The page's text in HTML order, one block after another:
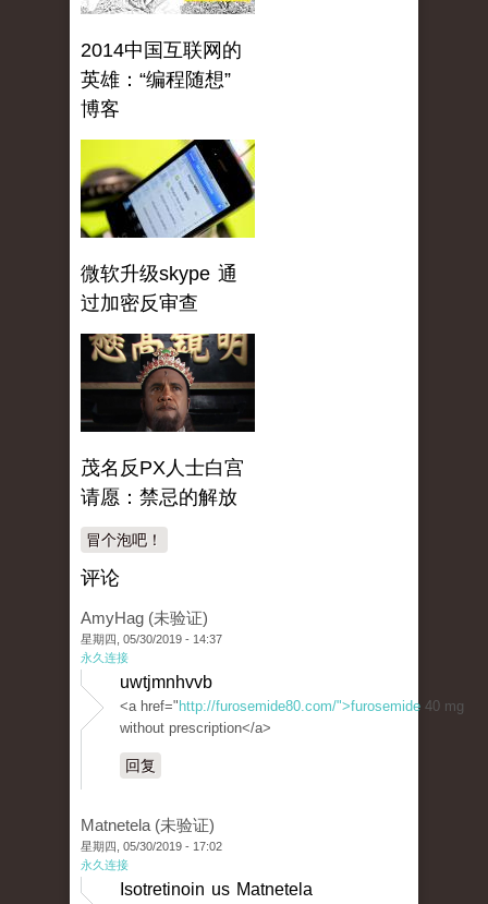
2014中国互联网的
英雄：“编程随想”
博客
微软升级skype 通
过加密反审查
茂名反PX人士白宫
请愿：禁忌的解放
冒个泡吧！
评论
AmyHag (未验证)
星期四, 05/30/2019 - 14:37
永久连接
uwtjmnhvvb
<a href=" http://furosemide80.com/">furosemide 40 mg
without prescription</a>
回复
Matnetela (未验证)
星期四, 05/30/2019 - 17:02
永久连接
Isotretinoin us Matnetela